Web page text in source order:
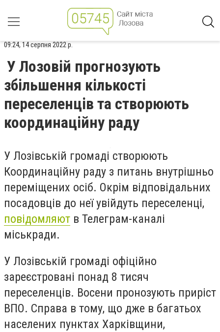
09:24, 14 серпня 2022 р.
У Лозовій прогнозують
збільшення кількості
переселенців та створюють
координаційну раду
У Лозівській громаді створюють
Координаційну раду з питань внутрішньо
переміщених осіб. Окрім відповідальних
посадовців до неї увійдуть переселенці,
повідомляют в Телеграм-каналі
міськради.
У Лозівській громаді офіційно
зареєстровані понад 8 тисяч
переселенців. Восени пронозують приріст
ВПО. Справа в тому, що дже в багатьох
населених пунктах Харківщини,